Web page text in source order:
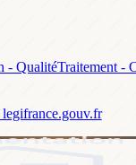
- QualitéTraitement -